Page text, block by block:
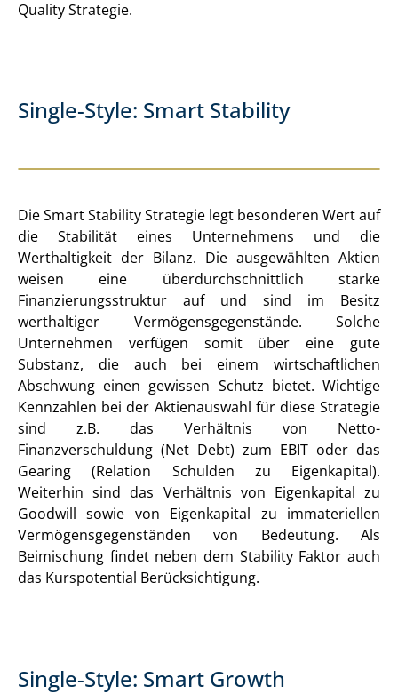
Quality Strategie.
Single-Style: Smart Stability
Die Smart Stability Strategie legt besonderen Wert auf
die Stabilität eines Unternehmens und die
Werthaltigkeit der Bilanz. Die ausgewählten Aktien
weisen eine überdurchschnittlich starke
Finanzierungsstruktur auf und sind im Besitz
werthaltiger Vermögensgegenstände. Solche
Unternehmen verfügen somit über eine gute
Substanz, die auch bei einem wirtschaftlichen
Abschwung einen gewissen Schutz bietet. Wichtige
Kennzahlen bei der Aktienauswahl für diese Strategie
sind z.B. das Verhältnis von Netto-
Finanzverschuldung (Net Debt) zum EBIT oder das
Gearing (Relation Schulden zu Eigenkapital).
Weiterhin sind das Verhältnis von Eigenkapital zu
Goodwill sowie von Eigenkapital zu immateriellen
Vermögensgegenständen von Bedeutung. Als
Beimischung findet neben dem Stability Faktor auch
das Kurspotential Berücksichtigung.
Single-Style: Smart Growth